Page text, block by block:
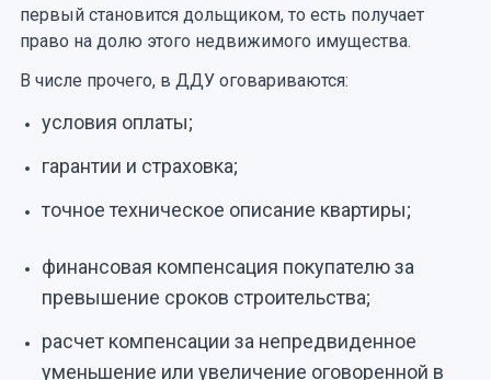
первый становится дольщиком, то есть получает
право на долю этого недвижимого имущества.
В числе прочего, в ДДУ оговариваются:
условия оплаты;
гарантии и страховка;
точное техническое описание квартиры;
финансовая компенсация покупателю за
превышение сроков строительства;
расчет компенсации за непредвиденное
уменьшение или увеличение оговоренной в